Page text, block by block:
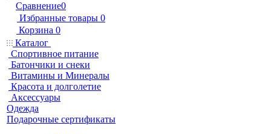
Сравнение0
Избранные товары 0
Корзина 0
Каталог
Спортивное питание
Батончики и снеки
Витамины и Минералы
Красота и долголетие
Аксессуары
Одежда
Подарочные сертификаты